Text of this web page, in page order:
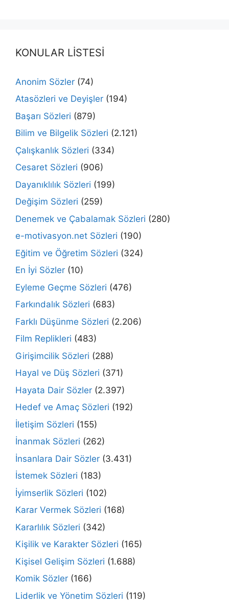
KONULAR LİSTESİ
Anonim Sözler (74)
Atasözleri ve Deyişler (194)
Başarı Sözleri (879)
Bilim ve Bilgelik Sözleri (2.121)
Çalışkanlık Sözleri (334)
Cesaret Sözleri (906)
Dayanıklılık Sözleri (199)
Değişim Sözleri (259)
Denemek ve Çabalamak Sözleri (280)
e-motivasyon.net Sözleri (190)
Eğitim ve Öğretim Sözleri (324)
En İyi Sözler (10)
Eyleme Geçme Sözleri (476)
Farkındalık Sözleri (683)
Farklı Düşünme Sözleri (2.206)
Film Replikleri (483)
Girişimcilik Sözleri (288)
Hayal ve Düş Sözleri (371)
Hayata Dair Sözler (2.397)
Hedef ve Amaç Sözleri (192)
İletişim Sözleri (155)
İnanmak Sözleri (262)
İnsanlara Dair Sözler (3.431)
İstemek Sözleri (183)
İyimserlik Sözleri (102)
Karar Vermek Sözleri (168)
Kararlılık Sözleri (342)
Kişilik ve Karakter Sözleri (165)
Kişisel Gelişim Sözleri (1.688)
Komik Sözler (166)
Liderlik ve Yönetim Sözleri (119)